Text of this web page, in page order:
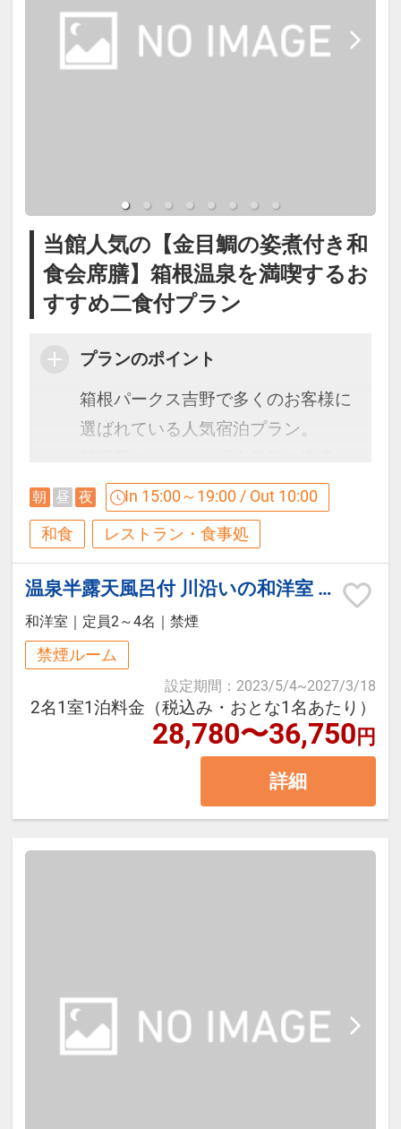
箱根湯本温泉で、季節の味覚と温泉
を楽しむ王道の一泊二食付きステイ
をお楽しみください。
しゃる場合、ご年齢を教えて下さ
い｡2-0歳添寝の方無料につき人数含
めず備考欄に年齢と人数(例:2歳ｘ1
名)をお願いします
【大浴場・展望露天風呂】
湯本1号泉を含む3本の源泉を使用し
展望露天風呂では箱根の自然を感じ
ながら、ご滞在中何度でも温泉をお
楽しみいただけます。
お風呂付き客室をご予約の場合はお
部屋でも同成分の温泉をご利用可能
です。
【貸切露天風呂】
5階SPAゾーン貸切風呂『雲』『星』
利用時間：15:30～22:30（60分/1
回）
料金：3，300円（税込）
※当日フロント受付（事前予約不
可）
┏┏┏ 周辺観光 ┏┏┏
・玉簾の滝（徒歩約3分）
・箱根彫刻の森美術館（車約20分）
・箱根小涌園ユネッサン（車約25
分）
箱根湯本温泉で、季節の味覚と温泉
を楽しむ王道の一泊二食付きステイ
をお楽しみください。
お食事処にて
金目鯛の姿煮付付き 和食会席膳
（夕食開始時間 18:00～／最終開始
19:30）
場合がございます。
【ご朝食】
オープンキッチンが自慢のダイニン
グにて
和洋バイキングをご用意しておりま
す。
営業時間：7:00～9:00（最終入場
8:30）
【お食事アレルギー等他の対応につ
きまして】
当館の料理は、コースごとに固定さ
れた内容となり、食材や調理方法を
【大浴場・展望露天風呂】
当館人気の【金目鯛の姿煮付き和
食会席膳】箱根温泉を満喫するお
すすめ二食付プラン
プランのポイント
箱根パークス吉野で多くのお客様に
選ばれている人気宿泊プラン。
料理長こだわりの「金目鯛の姿煮」
を添えた和食会席膳をご用意いたし
ます。
ふっくらと炊き上げた金目鯛は、旨
みを引き立てる特製の煮汁で仕上げ
た当館自慢の一品。
ご旅行の夕食を少し贅沢に楽しみた
い方や、初めてご宿泊されるお客様
にもおすすめです。
※本プランの金目鯛は1泊目のみの
ご提供となります。2泊目3泊目は別
お食事処にて
金目鯛の姿煮付付き 和食会席膳
朝 昼 夜 In 15:00～19:00 / Out 10:00
和食 レストラン・食事処
温泉半露天風呂付 川沿いの和洋室 バリアフリータイプ（檜風呂/トイレ付/禁煙）
和洋室 定員2～4名 禁煙
禁煙ルーム
設定期間 ： 2023/5/4~2027/3/18
2名1室1泊料金（税込み・おとな1名あたり）
28,780〜36,750円
詳細